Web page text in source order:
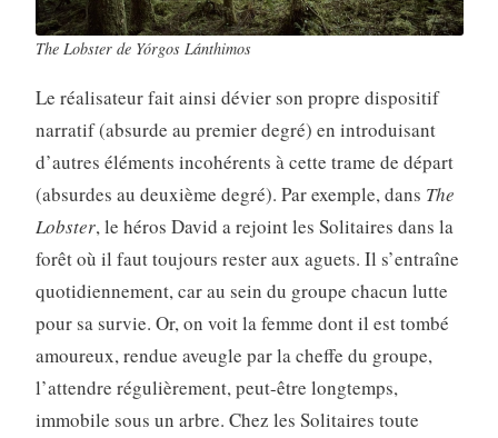
The Lobster de Yórgos Lánthimos
Le réalisateur fait ainsi dévier son propre dispositif
narratif (absurde au premier degré) en introduisant
d’autres éléments incohérents à cette trame de départ
(absurdes au deuxième degré). Par exemple, dans The
Lobster, le héros David a rejoint les Solitaires dans la
forêt où il faut toujours rester aux aguets. Il s’entraîne
quotidiennement, car au sein du groupe chacun lutte
pour sa survie. Or, on voit la femme dont il est tombé
amoureux, rendue aveugle par la cheffe du groupe,
l’attendre régulièrement, peut-être longtemps,
immobile sous un arbre. Chez les Solitaires toute